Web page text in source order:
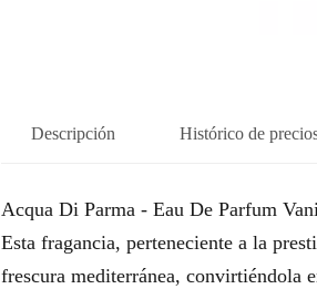
Descripción Histórico de
Acqua Di Parma - Eau De Parfum
Esta fragancia, perteneciente a la
frescura mediterránea, convirtiéndola